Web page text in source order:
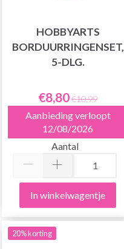
HOBBYARTS
BORDUURRINGENSET,
5-DLG.
€8,80€10,99
Aanbieding verloopt
12/08/2026
Aantal
In winkelwagentje
20% korting